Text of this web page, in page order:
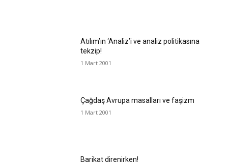
Atılım’ın ‘Analiz’i ve analiz politikasına
tekzip!
1 Mart 2001
Çağdaş Avrupa masalları ve faşizm
1 Mart 2001
Barikat direnirken!